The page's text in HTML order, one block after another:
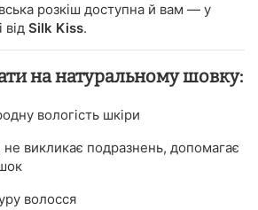
розкіш доступна й вам — у
Silk Kiss.
на натуральному шовку:
вологість шкіри
викликає подразнень, допомагає
волосся